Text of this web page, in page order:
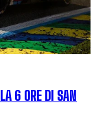
6 ORE DI SAN